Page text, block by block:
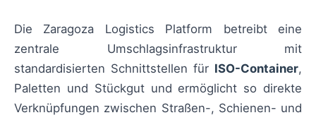
Die Zaragoza Logistics Platform betreibt eine
zentrale Umschlagsinfrastruktur mit
standardisierten Schnittstellen für ISO-Container,
Paletten und Stückgut und ermöglicht so direkte
Verknüpfungen zwischen Straßen-, Schienen- und